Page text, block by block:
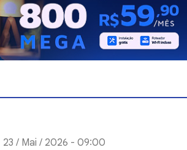
23 / Mai / 2026 - 09:00